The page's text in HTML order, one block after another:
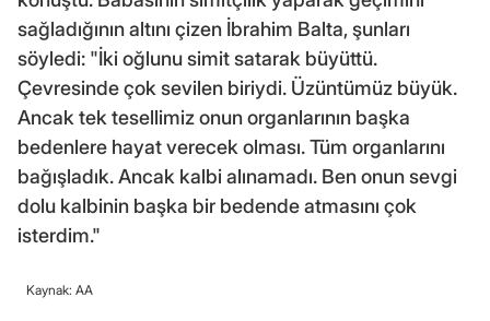
sağladığının altını çizen İbrahim Balta, şunları
söyledi: "İki oğlunu simit satarak büyüttü.
Çevresinde çok sevilen biriydi. Üzüntümüz büyük.
Ancak tek tesellimiz onun organlarının başka
bedenlere hayat verecek olması. Tüm organlarını
bağışladık. Ancak kalbi alınamadı. Ben onun sevgi
dolu kalbinin başka bir bedende atmasını çok
isterdim."
Kaynak: AA